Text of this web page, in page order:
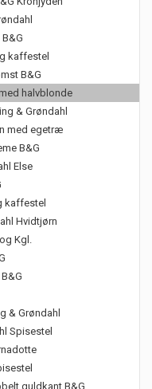
kaffestel
B&G
halvblonde
& Grøndahl
med egetræ
B&G
Else
kaffestel
Hvidtjørn
Kgl.
& Grøndahl
Spisestel
guldkant B&G